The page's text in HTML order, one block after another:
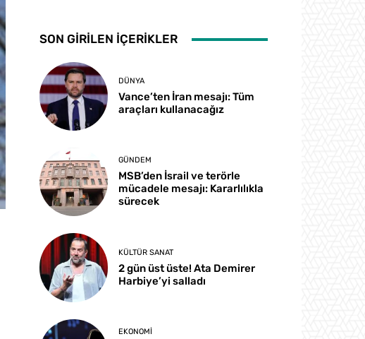
SON GİRİLEN İÇERİKLER
DÜNYA
Vance’ten İran mesajı: Tüm
araçları kullanacağız
GÜNDEM
MSB’den İsrail ve terörle
mücadele mesajı: Kararlılıkla
sürecek
KÜLTÜR SANAT
2 gün üst üste! Ata Demirer
Harbiye’yi salladı
EKONOMI